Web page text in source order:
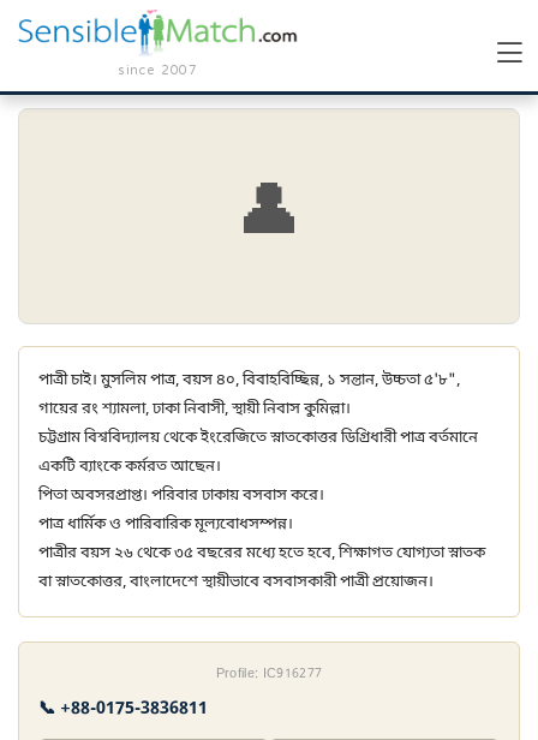
since 2007
👤
পাত্রী চাই। মুসলিম পাত্র, বয়স ৪০, বিবাহবিচ্ছিন্ন, ১ সন্তান, উচ্চতা ৫'৮",
গায়ের রং শ্যামলা, ঢাকা নিবাসী, স্থায়ী নিবাস কুমিল্লা।
চট্টগ্রাম বিশ্ববিদ্যালয় থেকে ইংরেজিতে স্নাতকোত্তর ডিগ্রিধারী পাত্র বর্তমানে
একটি ব্যাংকে কর্মরত আছেন।
পিতা অবসরপ্রাপ্ত। পরিবার ঢাকায় বসবাস করে।
পাত্র ধার্মিক ও পারিবারিক মূল্যবোধসম্পন্ন।
পাত্রীর বয়স ২৬ থেকে ৩৫ বছরের মধ্যে হতে হবে, শিক্ষাগত যোগ্যতা স্নাতক
বা স্নাতকোত্তর, বাংলাদেশে স্থায়ীভাবে বসবাসকারী পাত্রী প্রয়োজন।
Profile: IC916277
📞 +88-0175-3836811